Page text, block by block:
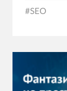
#SEO